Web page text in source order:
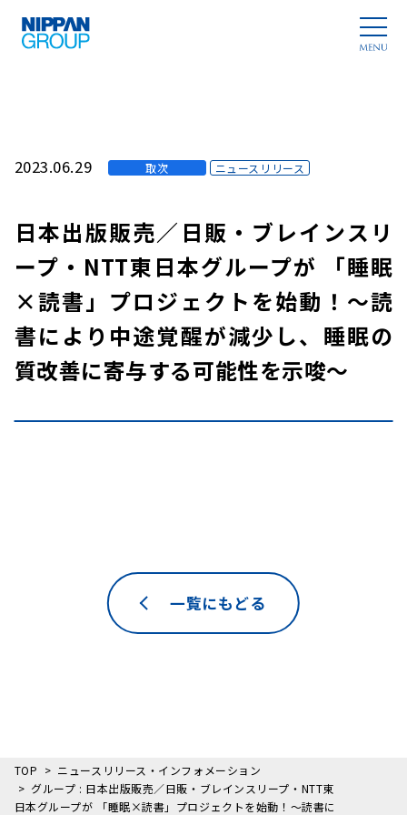
2023.06.29 取次 ニュースリリース
日本出版販売／日販・ブレインスリ
ープ・NTT東日本グループが 「睡眠
×読書」プロジェクトを始動！～読
書により中途覚醒が減少し、睡眠の
質改善に寄与する可能性を示唆～
一覧にもどる
TOP
ニュースリリース・インフォメーション
グループ : 日本出版販売／日販・ブレインスリープ・NTT東
日本グループが 「睡眠×読書」プロジェクトを始動！～読書に